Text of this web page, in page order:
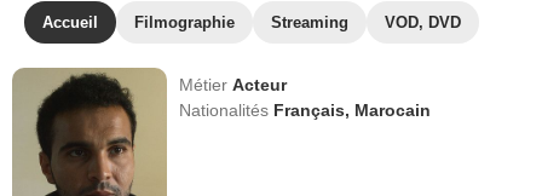
Accueil Filmographie Streaming VOD, DVD
MétierActeur
Nationalités Français, Marocain